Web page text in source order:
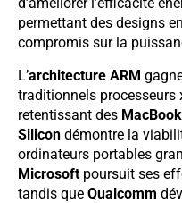
d’améliorer l’efficacité
permettant des designs
compromis sur la
L’architecture ARM
traditionnels processeurs
retentissant des MacBook
Silicon démontre la
ordinateurs portables
Microsoft poursuit ses
tandis que Qualcomm